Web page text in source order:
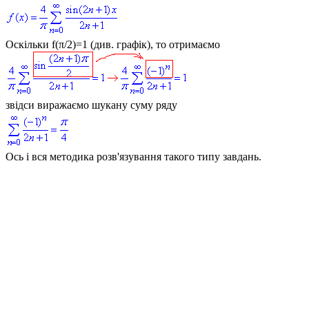
Оскільки f(π/2)=1 (див. графік), то отримаємо
звідси виражаємо шукану суму ряду
Ось і вся методика розв'язування такого типу завдань.